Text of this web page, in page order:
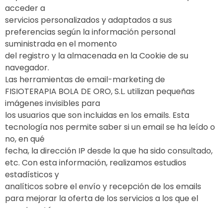
acceder a
servicios personalizados y adaptados a sus
preferencias según la información personal
suministrada en el momento
del registro y la almacenada en la Cookie de su
navegador.
Las herramientas de email-marketing de
FISIOTERAPIA BOLA DE ORO, S.L. utilizan pequeñas
imágenes invisibles para
los usuarios que son incluidas en los emails. Esta
tecnología nos permite saber si un email se ha leído o
no, en qué
fecha, la dirección IP desde la que ha sido consultado,
etc. Con esta información, realizamos estudios
estadísticos y
analíticos sobre el envío y recepción de los emails
para mejorar la oferta de los servicios a los que el